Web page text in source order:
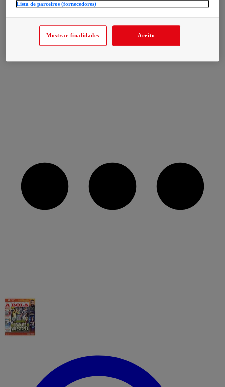
Lista de parceiros (fornecedores)
Mostrar finalidades Aceito